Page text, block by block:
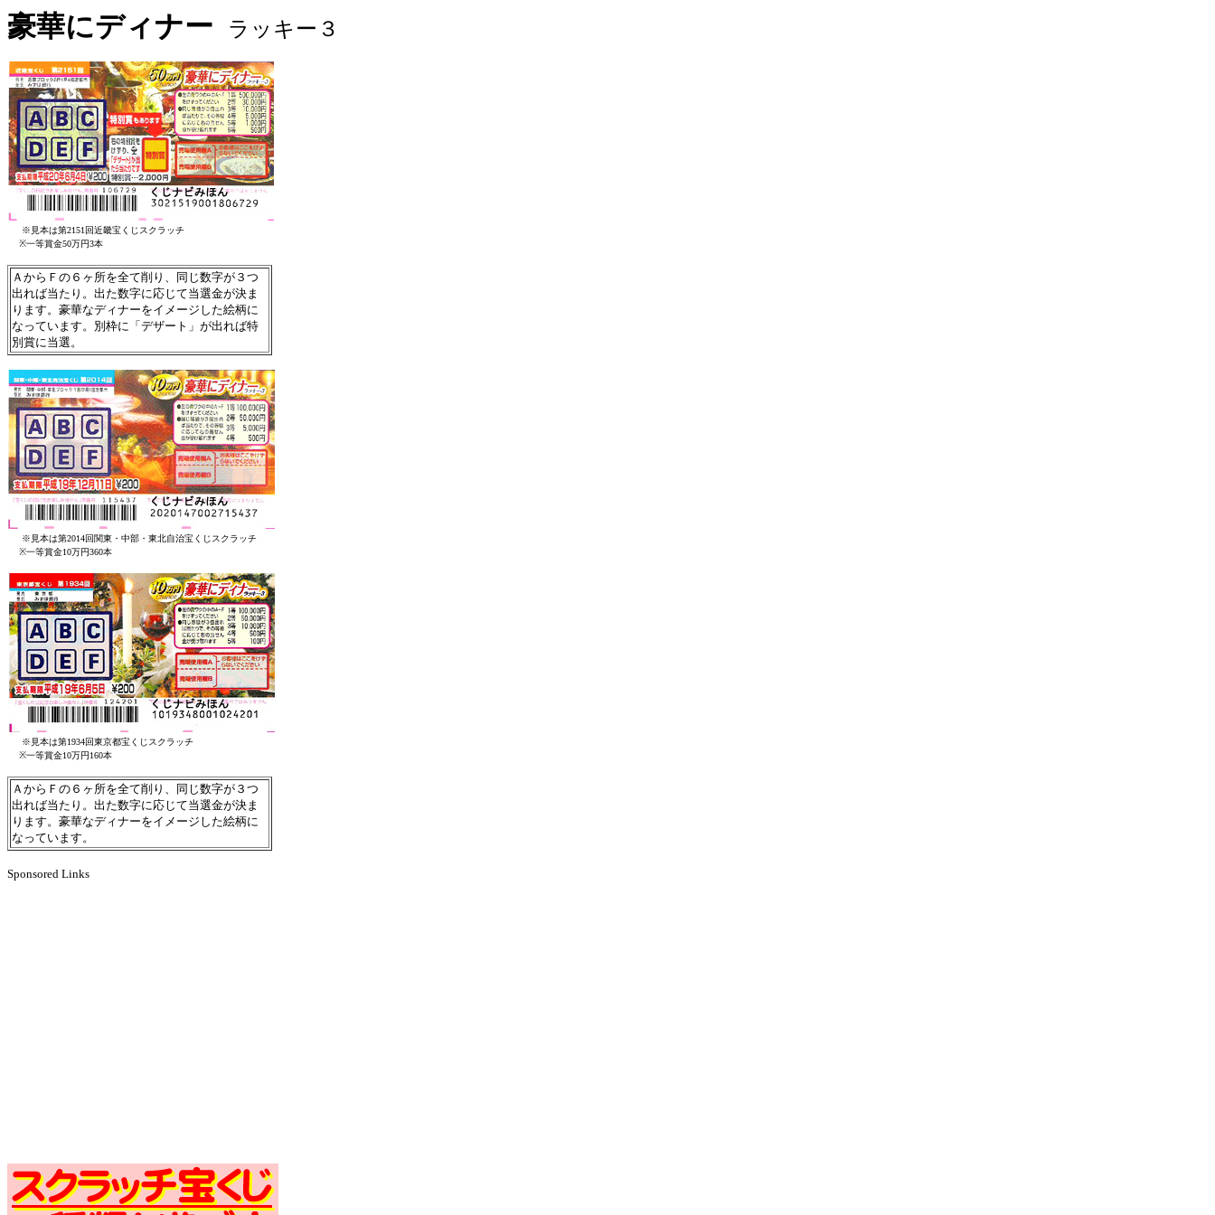
豪華にディナー ラッキー３
※見本は第2151回近畿宝くじスクラッチ
※一等賞金50万円3本
ＡからＦの６ヶ所を全て削り、同じ数字が３つ
出れば当たり。出た数字に応じて当選金が決ま
ります。豪華なディナーをイメージした絵柄に
なっています。別枠に「デザート」が出れば特
別賞に当選。
※見本は第2014回関東・中部・東北自治宝くじスクラッチ
※一等賞金10万円360本
※見本は第1934回東京都宝くじスクラッチ
※一等賞金10万円160本
ＡからＦの６ヶ所を全て削り、同じ数字が３つ
出れば当たり。出た数字に応じて当選金が決ま
ります。豪華なディナーをイメージした絵柄に
なっています。
Sponsored Links